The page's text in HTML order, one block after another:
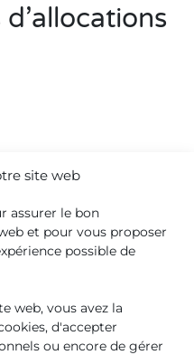
site web
assurer le bon
et pour vous proposer
possible de
web, vous avez la
d'accepter
ou encore de gérer
Sécurité SocialeDG
qui évalue notamment
stationnement
aux personnes